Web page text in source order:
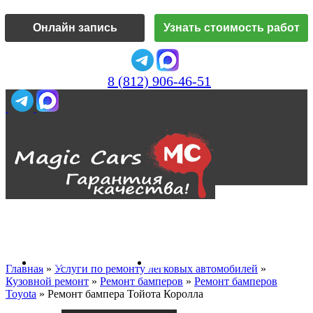
Онлайн запись Узнать стоимость работ
8 (812) 906-46-51
О нас
Главная » Услуги по ремонту легковых автомобилей »
Кузовной ремонт » Ремонт бамперов » Ремонт бамперов
Toyota » Ремонт бампера Тойота Королла